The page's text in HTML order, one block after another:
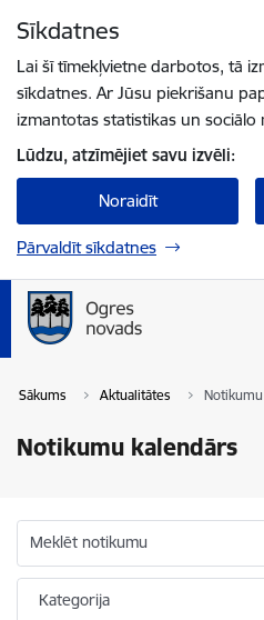
Sīkdatnes
Lai šī tīmekļvietne darbotos, tā
sīkdatnes. Ar Jūsu piekrišanu
izmantotas statistikas un sociālo
Lūdzu, atzīmējiet savu izvēli:
Noraidīt
Pārvaldīt sīkdatnes
Sākums Aktualitātes
Notikumu kalendārs
Meklēt notikumu
Kategorija